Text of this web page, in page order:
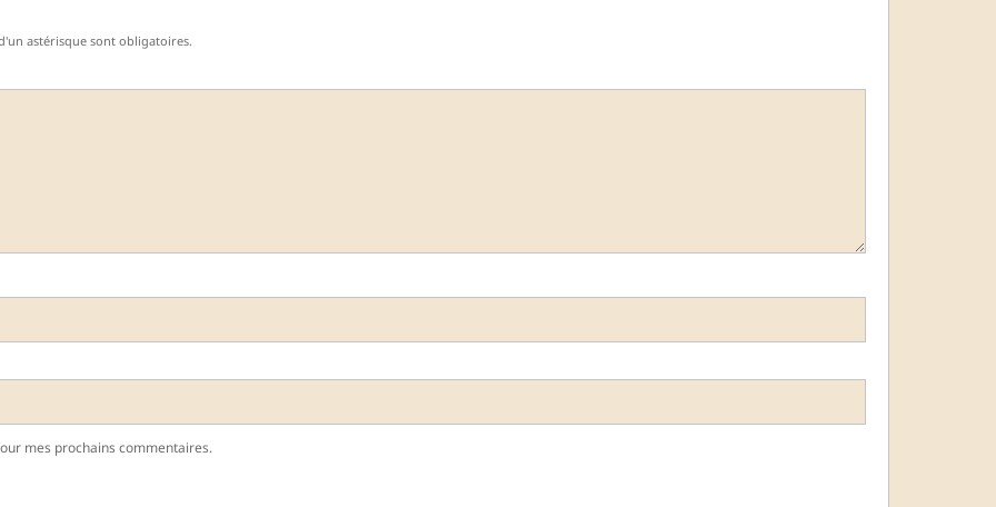
astérisque sont obligatoires.
mes prochains commentaires.